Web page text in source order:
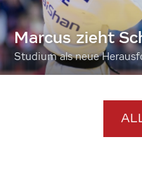
Marcus zieht
Studium als neue